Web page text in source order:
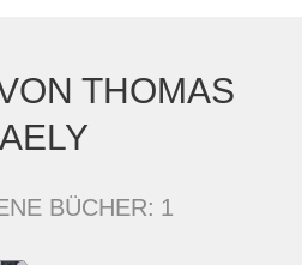
THOMAS
BÜCHER: 1